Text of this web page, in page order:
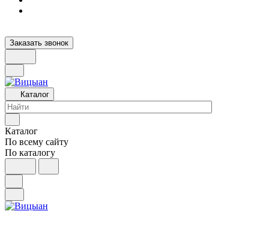
Заказать звонок
Каталог
Каталог
По всему сайту
По каталогу